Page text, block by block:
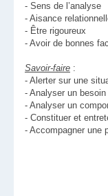
- Sens de l’analyse
- Aisance
- Être rigoureux
- Avoir de bonnes
Savoir-faire :
- Alerter sur une
- Analyser un besoin
- Analyser un
- Constituer et
- Accompagner une